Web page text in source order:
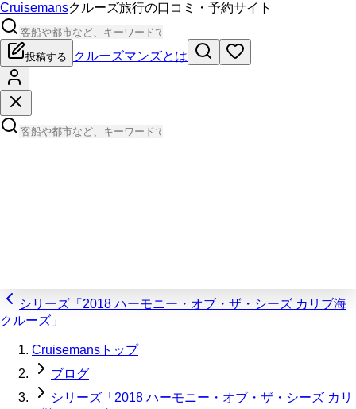
Cruisemansクルーズ旅行の口コミ・予約サイト
投稿する クルーズマンズとは
シリーズ「2018 ハーモニー・オブ・ザ・シーズ カリブ海
クルーズ」
Cruisemansトップ
ブログ
シリーズ「2018 ハーモニー・オブ・ザ・シーズ カリ